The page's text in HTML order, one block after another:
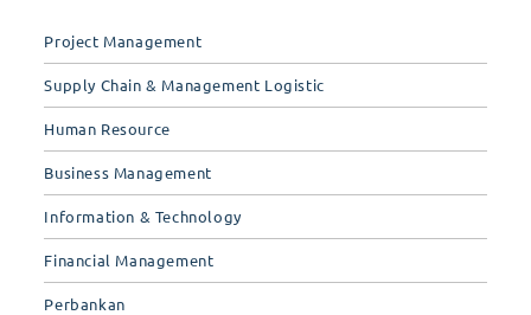
Project Management
Supply Chain & Management Logistic
Human Resource
Business Management
Information & Technology
Financial Management
Perbankan